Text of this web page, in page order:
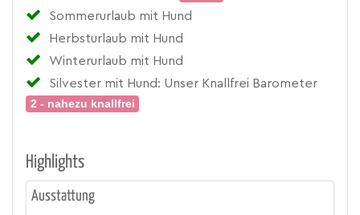
Sommerurlaub mit Hund
Herbsturlaub mit Hund
Winterurlaub mit Hund
Silvester mit Hund: Unser Knallfrei Barometer
2 - nahezu knallfrei
Highlights
Ausstattung